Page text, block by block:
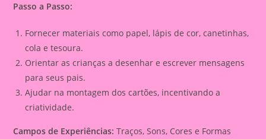
Passo a Passo:
Fornecer materiais como papel, lápis de cor, canetinhas,
cola e tesoura.
Orientar as crianças a desenhar e escrever mensagens
para seus pais.
Ajudar na montagem dos cartões, incentivando a
criatividade.
Campos de Experiências: Traços, Sons, Cores e Formas